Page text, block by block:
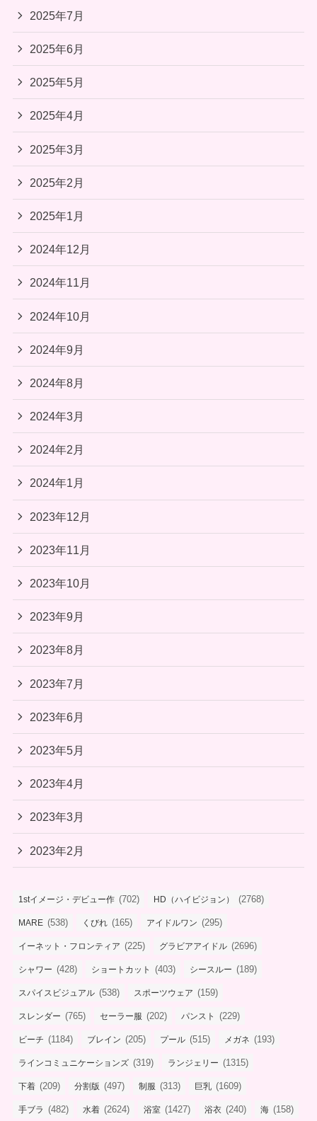
2025年7月
2025年6月
2025年5月
2025年4月
2025年3月
2025年2月
2025年1月
2024年12月
2024年11月
2024年10月
2024年9月
2024年8月
2024年3月
2024年2月
2024年1月
2023年12月
2023年11月
2023年10月
2023年9月
2023年8月
2023年7月
2023年6月
2023年5月
2023年4月
2023年3月
2023年2月
1stイメージ・デビュー作 (702) HD（ハイビジョン） (2768)
MARE (538) くびれ (165) アイドルワン (295)
イーネット・フロンティア (225) グラビアアイドル (2696)
シャワー (428) ショートカット (403) シースルー (189)
スパイスビジュアル (538) スポーツウェア (159)
スレンダー (765) セーラー服 (202) パンスト (229)
ビーチ (1184) ブレイン (205) プール (515) メガネ (193)
ラインコミュニケーションズ (319) ランジェリー (1315)
下着 (209) 分割版 (497) 制服 (313) 巨乳 (1609)
手ブラ (482) 水着 (2624) 浴室 (1427) 浴衣 (240) 海 (158)